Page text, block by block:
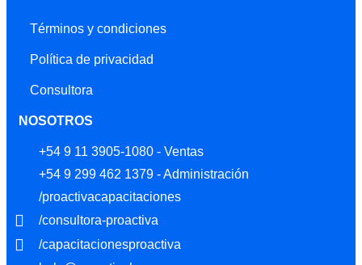
Términos y condiciones
Política de privacidad
Consultora
NOSOTROS
+54 9 11 3905-1080 - Ventas
+54 9 299 462 1379 - Administración
/proactivacapacitaciones
/consultora-proactiva
/capacitacionesproactiva